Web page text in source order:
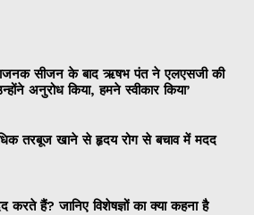
सीजन के बाद ऋषभ पंत ने एलएसजी की
अनुरोध किया, हमने स्वीकार किया’
तरबूज खाने से हृदय रोग से बचाव में मदद
हैं? जानिए विशेषज्ञों का क्या कहना है